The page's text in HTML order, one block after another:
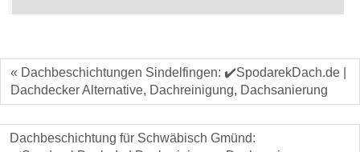
« Dachbeschichtungen Sindelfingen: ✔️SpodarekDach.de |
Dachdecker Alternative, Dachreinigung, Dachsanierung
Dachbeschichtung für Schwäbisch Gmünd: